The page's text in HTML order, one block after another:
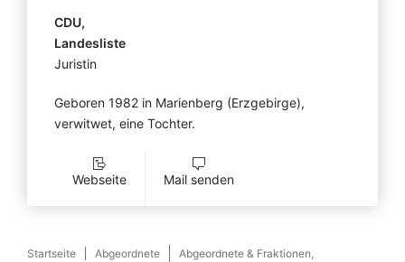
CDU,
Landesliste
Juristin
Geboren 1982 in Marienberg (Erzgebirge),
verwitwet, eine Tochter.
Webseite Mail senden
Startseite Abgeordnete
Abgeordnete & Fraktionen,